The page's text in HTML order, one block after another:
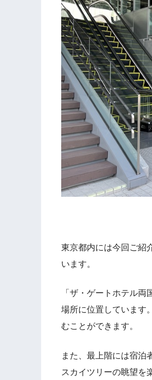
東京都内には今回ご紹
います。
「ザ・ゲートホテル
場所に位置しています
むことができます。
また、最上階には宿泊
スカイツリーの眺望を